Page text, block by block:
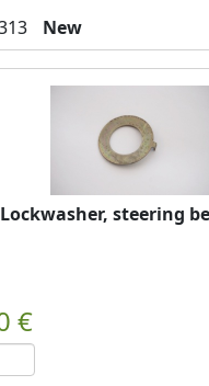
New
Lockwasher, steering